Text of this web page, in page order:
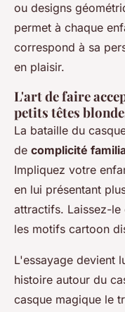
ou designs
permet à chaque
correspond à sa
en plaisir.
L'art de faire
petits têtes
La bataille du
de complicité
Impliquez votre
en lui présentant
attractifs. Laissez-
les motifs cartoon
L'essayage devient
histoire autour du
casque magique le